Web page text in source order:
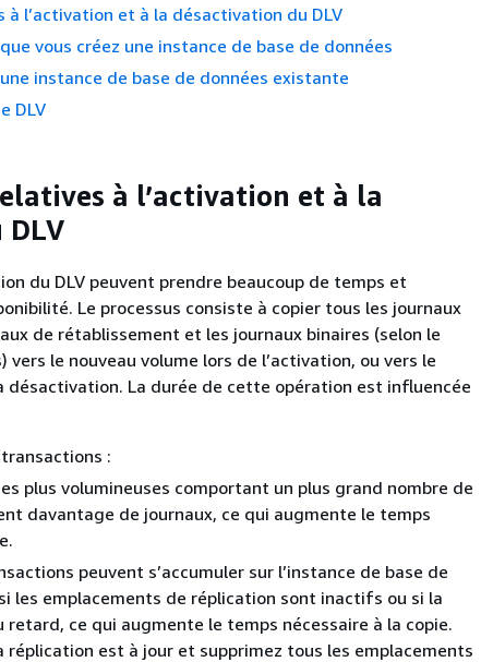
à l’activation et à la désactivation du DLV
vous créez une instance de base de données
instance de base de données existante
DLV
à l’activation et à la
du DLV peuvent prendre beaucoup de temps et
Le processus consiste à copier tous les journaux
de rétablissement et les journaux binaires (selon le
vers le nouveau volume lors de l’activation, ou vers le
désactivation. La durée de cette opération est influencée
:
plus volumineuses comportant un plus grand nombre de
davantage de journaux, ce qui augmente le temps
peuvent s’accumuler sur l’instance de base de
les emplacements de réplication sont inactifs ou si la
retard, ce qui augmente le temps nécessaire à la copie.
réplication est à jour et supprimez tous les emplacements